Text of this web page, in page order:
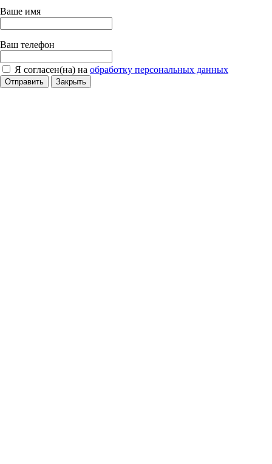
Ваше имя
Ваш телефон
Я согласен(на) на обработку персональных данных
Отправить Закрыть